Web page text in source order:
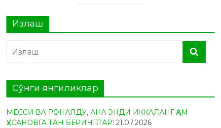
Излаш
Сўнги янгиликлар
МЕССИ ВА РОНАЛДУ, АНА ЭНДИ ИККАЛАНГ ҲАМ
ҲУСАНОВГА ТАН БЕРИНГЛАР! 21.07.2026